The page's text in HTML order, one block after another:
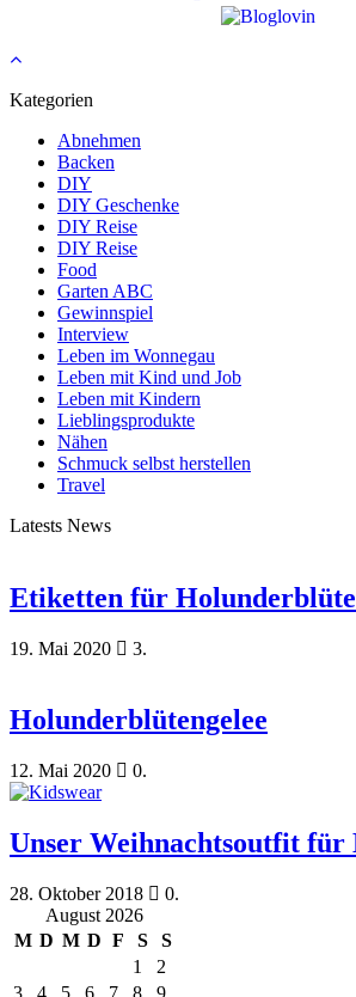
Kategorien
Abnehmen
Backen
DIY
DIY Geschenke
DIY Reise
DIY Reise
Food
Garten ABC
Gewinnspiel
Interview
Leben im Wonnegau
Leben mit Kind und Job
Leben mit Kindern
Lieblingsprodukte
Nähen
Schmuck selbst herstellen
Travel
Latests News
Etiketten für
19. Mai 2020 3.
Holunderblütengelee
12. Mai 2020 0.
Unser Weihnachtsoutfit
28. Oktober 2018
0.
August 2026
M D M D F S
S
1
2